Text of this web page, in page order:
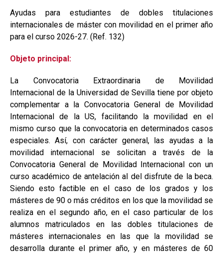
Ayudas para estudiantes de dobles titulaciones
internacionales de máster con movilidad en el primer año
para el curso 2026-27. (Ref. 132)
Objeto principal:
La Convocatoria Extraordinaria de Movilidad
Internacional de la Universidad de Sevilla tiene por objeto
complementar a la Convocatoria General de Movilidad
Internacional de la US, facilitando la movilidad en el
mismo curso que la convocatoria en determinados casos
especiales. Así, con carácter general, las ayudas a la
movilidad internacional se solicitan a través de la
Convocatoria General de Movilidad Internacional con un
curso académico de antelación al del disfrute de la beca.
Siendo esto factible en el caso de los grados y los
másteres de 90 o más créditos en los que la movilidad se
realiza en el segundo año, en el caso particular de los
alumnos matriculados en las dobles titulaciones de
másteres internacionales en las que la movilidad se
desarrolla durante el primer año, y en másteres de 60